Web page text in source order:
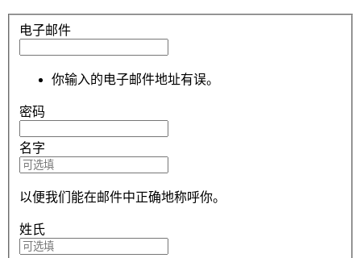
电子邮件
你输入的电子邮件地址有误。
密码
名字
以便我们能在邮件中正确地称呼你。
姓氏